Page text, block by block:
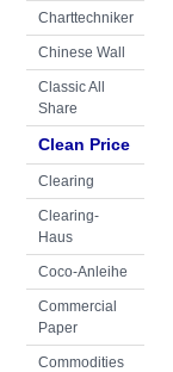
Charttechniker
Chinese Wall
Classic All
Share
Clean Price
Clearing
Clearing-
Haus
Coco-Anleihe
Commercial
Paper
Commodities